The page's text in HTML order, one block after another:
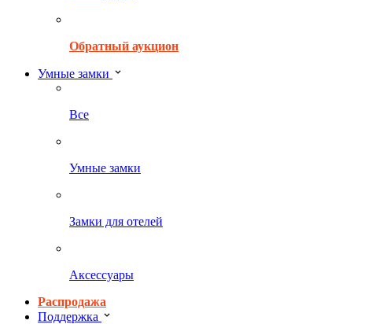
Обратный аукцион
Умные замки
Все
Умные замки
Замки для отелей
Аксессуары
Распродажа
Поддержка